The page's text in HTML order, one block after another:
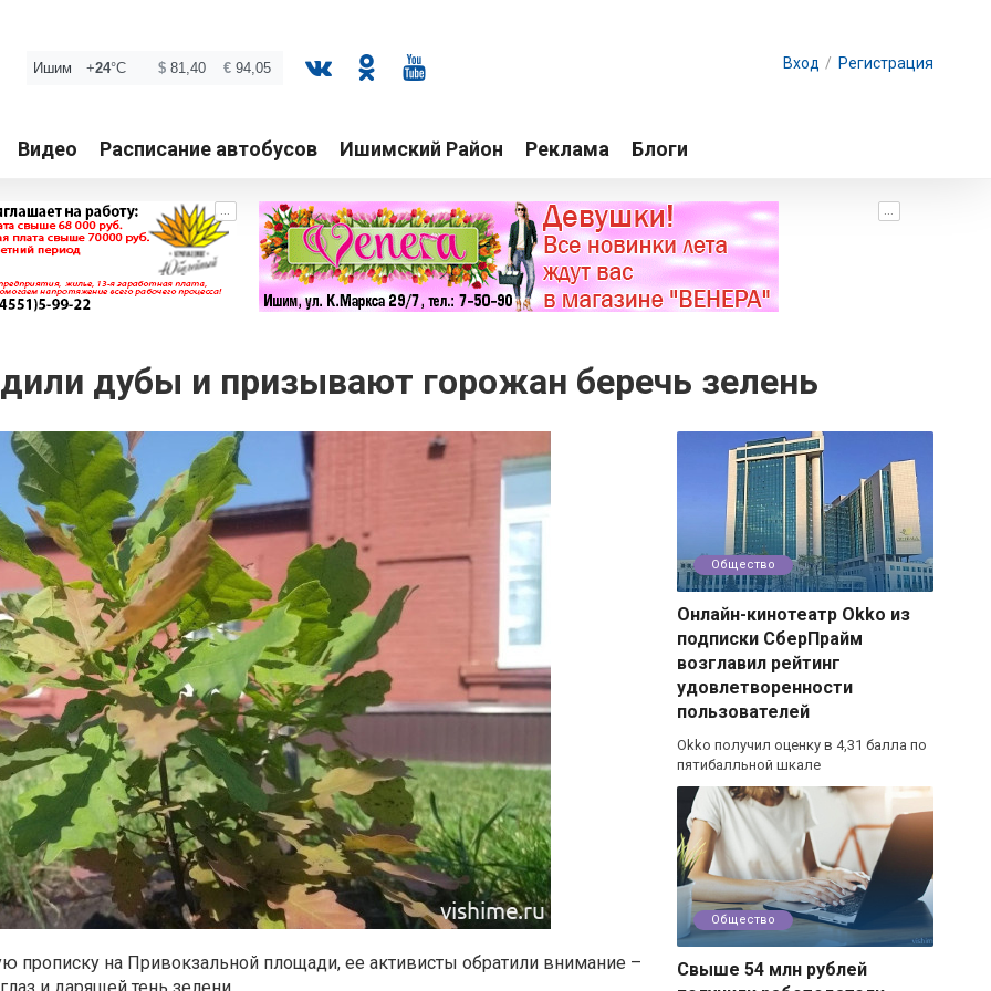
Вход / Регистрация
Видео Расписание автобусов Ишимский Район Реклама Блоги
... ...
дубы и призывают горожан беречь зелень
прописку на Привокзальной площади, ее активисты обратили внимание –
Общество
Онлайн-кинотеатр Okko из
подписки СберПрайм
возглавил рейтинг
удовлетворенности
пользователей
Okko получил оценку в 4,31 балла по
пятибалльной шкале
Общество
Свыше 54 млн рублей